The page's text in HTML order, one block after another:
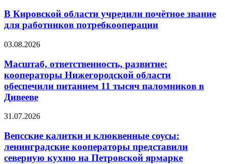
В Кировской области учредили почётное звание
для работников потребкооперации
03.08.2026
Масштаб, ответственность, развитие:
кооператоры Нижегородской области
обеспечили питанием 11 тысяч паломников в
Дивееве
31.07.2026
Вепсские калитки и клюквенные соусы:
ленинградские кооператоры представили
северную кухню на Петровской ярмарке